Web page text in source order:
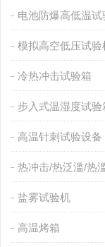
电池防爆高低温试
模拟高空低压试验
冷热冲击试验箱
步入式温湿度试验
高温针刺试验设备
热冲击/热泛滥/热
盐雾试验机
高温烤箱